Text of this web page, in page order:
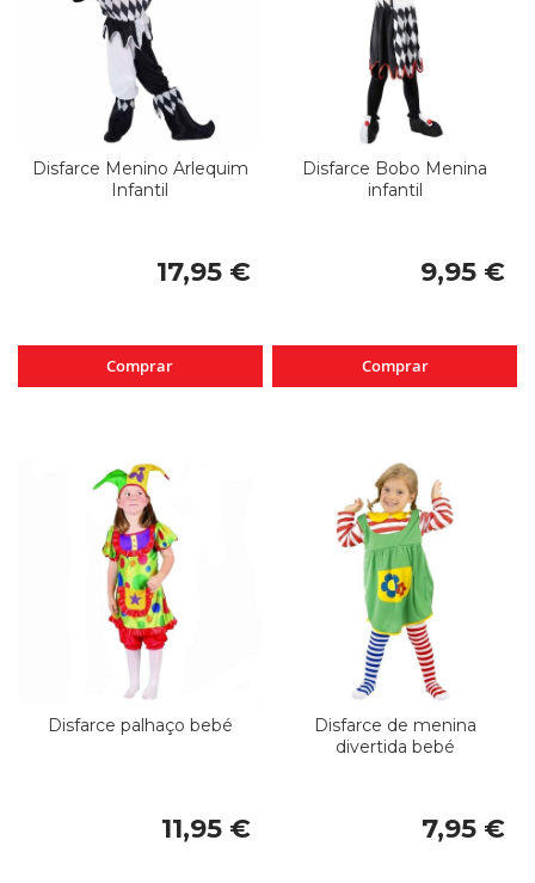
Disfarce Menino Arlequim
Infantil
17,95 €
Comprar
Disfarce Bobo Menina
infantil
9,95 €
Comprar
Disfarce palhaço bebé
11,95 €
Disfarce de menina
divertida bebé
7,95 €